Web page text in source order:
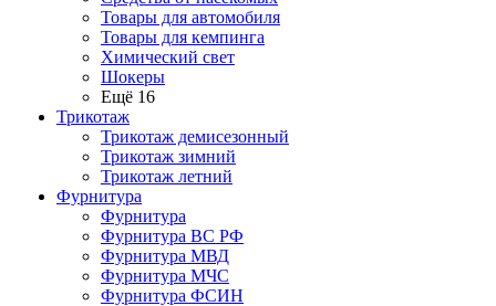
Товары для автомобиля
Товары для кемпинга
Химический свет
Шокеры
Ещё 16
Трикотаж
Трикотаж демисезонный
Трикотаж зимний
Трикотаж летний
Фурнитура
Фурнитура
Фурнитура ВС РФ
Фурнитура МВД
Фурнитура МЧС
Фурнитура ФСИН